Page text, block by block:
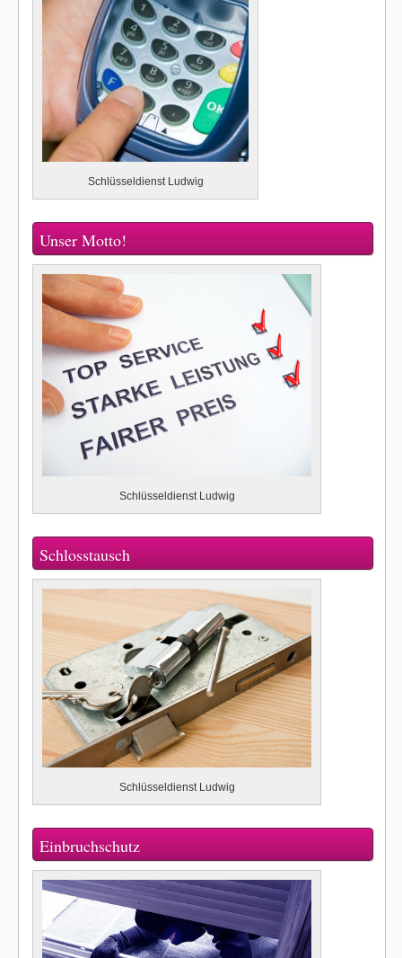
Schlüsseldienst Ludwig
Unser Motto!
Schlüsseldienst Ludwig
Schlosstausch
Schlüsseldienst Ludwig
Einbruchschutz